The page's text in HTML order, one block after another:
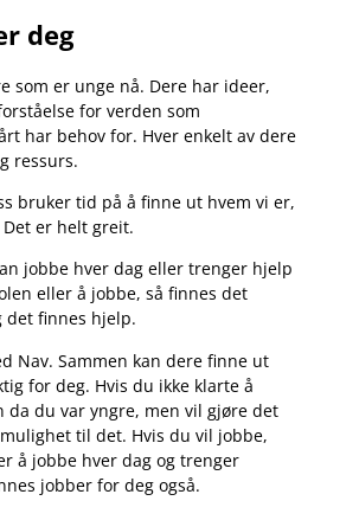
deg
som er unge nå. Dere har ideer,
for verden som
har behov for. Hver enkelt av dere
ressurs.
bruker tid på å finne ut hvem vi er,
er helt greit.
jobbe hver dag eller trenger hjelp
eller å jobbe, så finnes det
det finnes hjelp.
Nav. Sammen kan dere finne ut
for deg. Hvis du ikke klarte å
da du var yngre, men vil gjøre det
til det. Hvis du vil jobbe,
å jobbe hver dag og trenger
jobber for deg også.